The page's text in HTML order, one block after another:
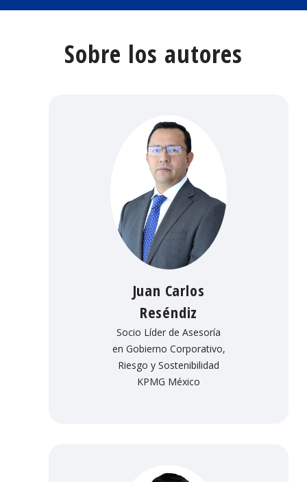
Sobre los autores
Juan Carlos
Reséndiz
Socio Líder de Asesoría
en Gobierno Corporativo,
Riesgo y Sostenibilidad
KPMG México